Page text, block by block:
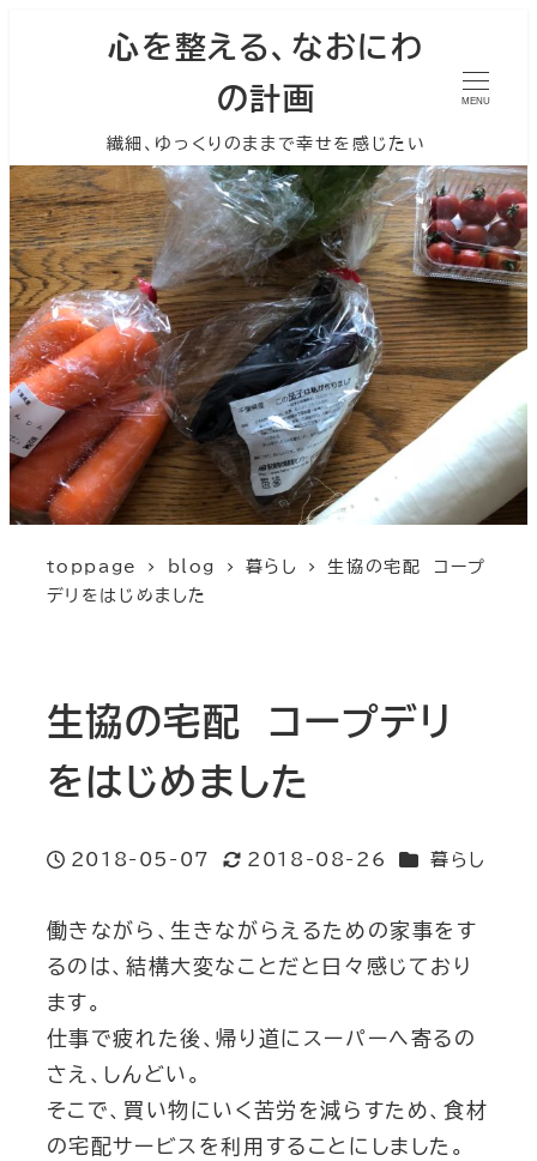
心を整える、なおにわ
の計画
繊細、ゆっくりのままで幸せを感じたい
MENU
toppage blog 暮らし
生協の宅配 コープ
デリをはじめました
生協の宅配 コープデリ
をはじめました
投稿日
2018-05-07
2018-08-26 カテゴリー
暮らし
働きながら、生きながらえるための家事をす
るのは、結構大変なことだと日々感じており
ます。
仕事で疲れた後、帰り道にスーパーへ寄るの
さえ、しんどい。
そこで、買い物にいく苦労を減らすため、食材
の宅配サービスを利用することにしました。